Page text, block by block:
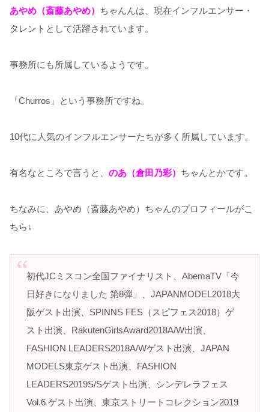
あやめ（斎藤あやめ） ちゃんんは、現在インフルエンサー・
タレントとして活躍されています。
事務所にも所属しているようです。
「Churros」という事務所ですね。
10代に人気のインフルエンサーたちが多く所属しています。
有名なところで言うと、 のあ（倉田乃彩） ちゃんとかです。
ちなみに、あやめ（斎藤あやめ）ちゃんのプロフィールがこ
ちら↓
初代JCミスコン全国ファイナリスト、AbemaTV「今
日好きになりました 第8弾」、JAPANMODEL2018大
阪ゲスト出演、SPINNS FES（スピフェス2018）ゲ
スト出演、RakutenGirlsAward2018A/W出演、
FASHION LEADERS2018A/Wゲスト出演、JAPAN
MODELS東京ゲスト出演、FASHION
LEADERS2019S/Sゲスト出演、シンデレラフェス
Vol.6 ゲスト出演、東京ストリートコレクション2019